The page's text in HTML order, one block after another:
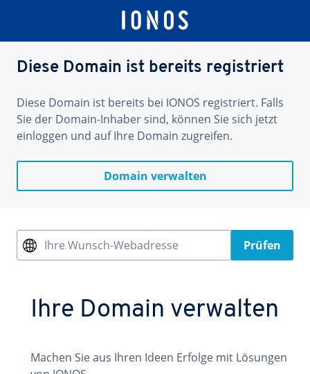
Diese Domain ist bereits registriert
Diese Domain ist bereits bei IONOS registriert. Falls
Sie der Domain-Inhaber sind, können Sie sich jetzt
einloggen und auf Ihre Domain zugreifen.
Domain verwalten
Ihre Wunsch-Webadresse Prüfen
Ihre Domain verwalten
Machen Sie aus Ihren Ideen Erfolge mit Lösungen